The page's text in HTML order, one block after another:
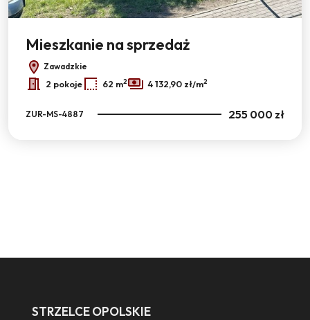
Mieszkanie na sprzedaż
Zawadzkie
2 pokoje 62 m2 4 132,90 zł/m2
ZUR-MS-4887 255 000 zł
STRZELCE OPOLSKIE